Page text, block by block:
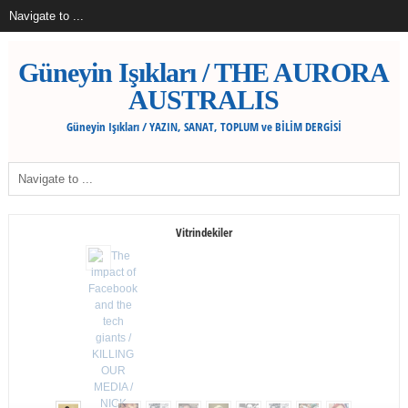
Güneyin Işıkları / THE AURORA
AUSTRALIS
Güneyin Işıkları / YAZIN, SANAT, TOPLUM ve BİLİM DERGİSİ
Vitrindekiler